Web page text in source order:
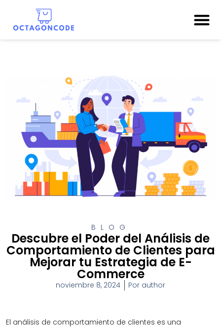
BLOG
Descubre el Poder del Análisis de
Comportamiento de Clientes para
Mejorar tu Estrategia de E-
Commerce
noviembre 8, 2024 Por author
El análisis de comportamiento de clientes es una